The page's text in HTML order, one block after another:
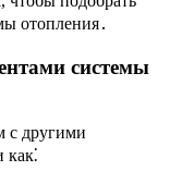
отопления․
системы
с другими